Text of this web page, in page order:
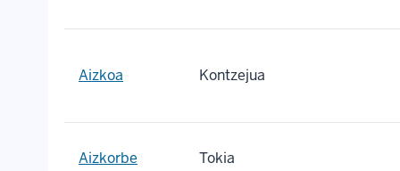
Aizkoa Kontzejua
Aizkorbe Tokia